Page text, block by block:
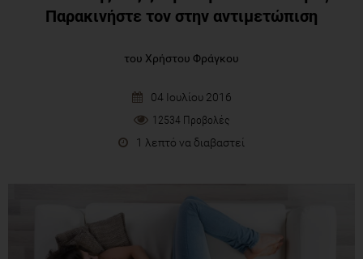
Παρακινήστε τον στην αντιμετώπιση
του Χρήστου Φράγκου
04 Ιουλίου 2016
12534 Προβολές
1 λεπτό να διαβαστεί